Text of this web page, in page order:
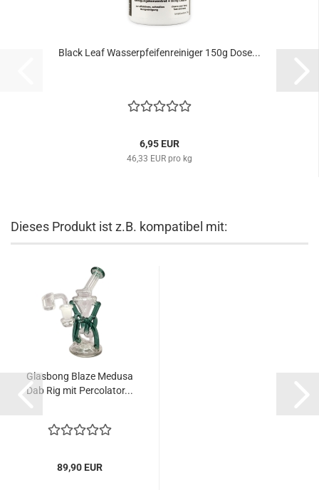
Black Leaf Wasserpfeifenreiniger 150g Dose...
6,95 EUR
46,33 EUR pro kg
Dieses Produkt ist z.B. kompatibel mit:
Glasbong Blaze Medusa
Dab Rig mit Percolator...
89,90 EUR